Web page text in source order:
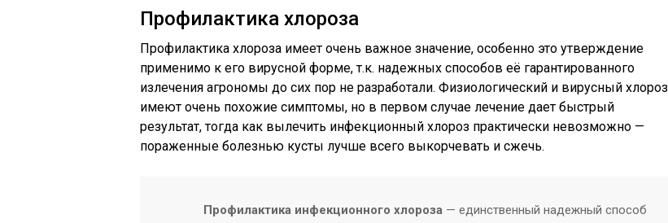
Профилактика хлороза
Профилактика хлороза имеет очень важное значение, особенно это утверждение
применимо к его вирусной форме, т.к. надежных способов её гарантированного
излечения агрономы до сих пор не разработали. Физиологический и вирусный хлороз
имеют очень похожие симптомы, но в первом случае лечение дает быстрый
результат, тогда как вылечить инфекционный хлороз практически невозможно —
пораженные болезнью кусты лучше всего выкорчевать и сжечь.
Профилактика инфекционного хлороза — единственный надежный способ